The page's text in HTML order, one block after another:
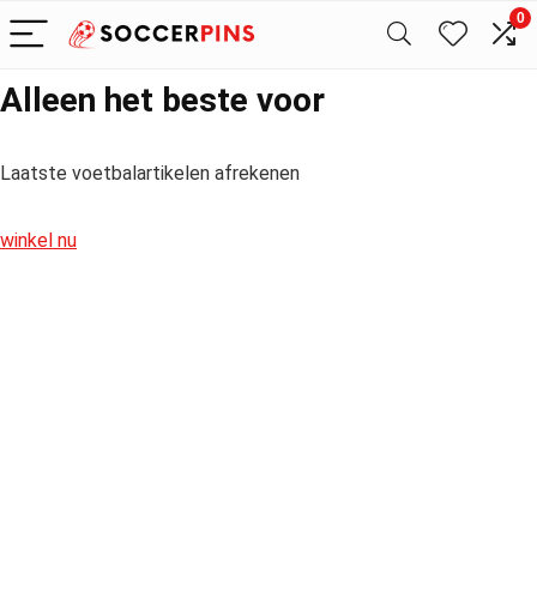
0
Alleen het beste voor
Laatste voetbalartikelen afrekenen
winkel nu